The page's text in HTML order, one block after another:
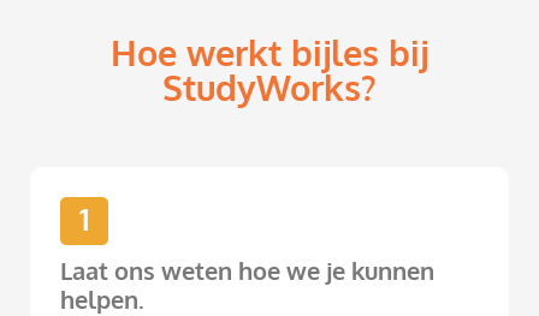
Hoe werkt bijles bij
StudyWorks?
1
Laat ons weten hoe we je kunnen
helpen.